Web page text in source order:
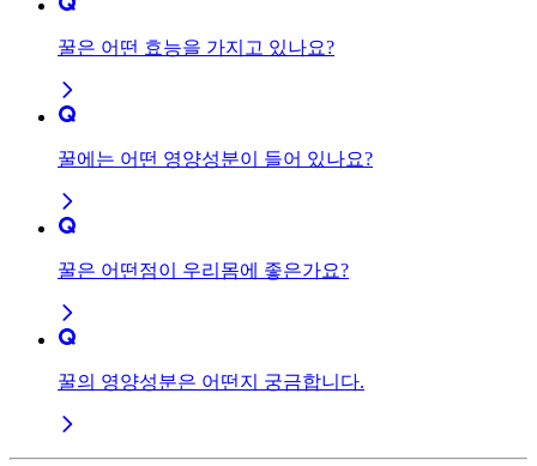
꿀은 어떤 효능을 가지고 있나요?
꿀에는 어떤 영양성분이 들어 있나요?
꿀은 어떤점이 우리몸에 좋은가요?
꿀의 영양성분은 어떤지 궁금합니다.